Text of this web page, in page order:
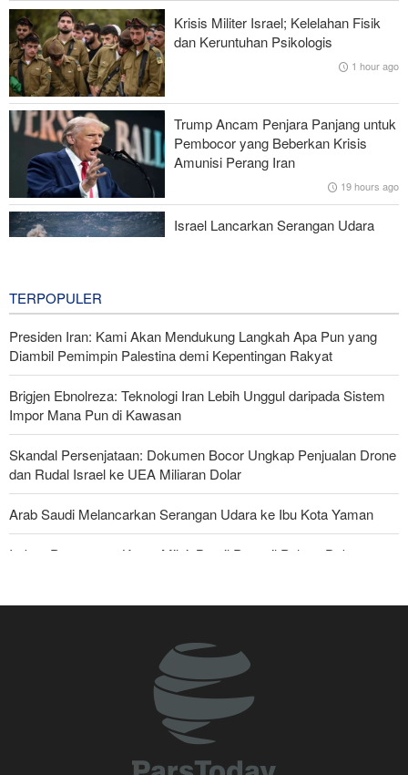
Iran dan Kirgizstan Tingkatkan Kerja Sama Perdagangan dan
Pertambangan
National Interest: AS Ketinggalan Zaman dalam Pertempuran
Drone—Strategi Kompensasi Ketiga Gagal di Hormuz!
Brigjen Akrami Nia: Artesh dalam Kondisi Siaga Penuh
Foreign Policy: Riyadh Terjepit di Antara Iran dan Ansarullah,
Kebijakan Ini Gagal
Krisis Militer Israel; Kelelahan Fisik
dan Keruntuhan Psikologis
1 hour ago
Trump Ancam Penjara Panjang untuk
Pembocor yang Beberkan Krisis
Amunisi Perang Iran
19 hours ago
Israel Lancarkan Serangan Udara
TERPOPULER
Presiden Iran: Kami Akan Mendukung Langkah Apa Pun yang
Diambil Pemimpin Palestina demi Kepentingan Rakyat
Brigjen Ebnolreza: Teknologi Iran Lebih Unggul daripada Sistem
Impor Mana Pun di Kawasan
Skandal Persenjataan: Dokumen Bocor Ungkap Penjualan Drone
dan Rudal Israel ke UEA Miliaran Dolar
Arab Saudi Melancarkan Serangan Udara ke Ibu Kota Yaman
Imbas Pernyataan Kasar Milei; Brasil Panggil Pulang Dubes
Drone—Strategi Kompensasi Ketiga Gagal di Hormuz!
Legislator Iran: AS Akan Segera Diusir dari Kawasan dan Semua